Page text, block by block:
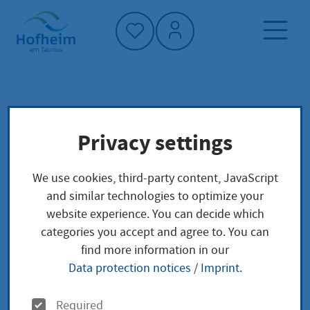
Home"
Europäische Genossenschaft (SCE) anmelden
Europäische
Genossenschaft (SCE)
anmelden
Privacy settings
We use cookies, third-party content, JavaScript
and similar technologies to optimize your
website experience. You can decide which
categories you accept and agree to. You can
find more information in our
Data protection notices / Imprint.
O
Required